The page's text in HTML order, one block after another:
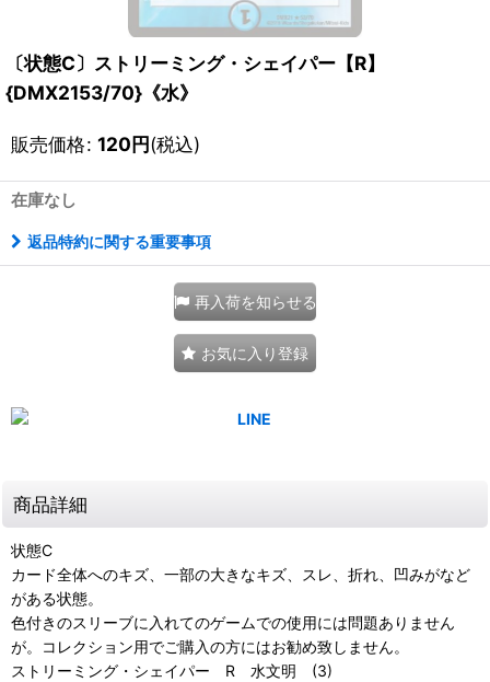
〔状態C〕ストリーミング・シェイパー【R】
{DMX2153/70}《水》
販売価格: 120円(税込)
在庫なし
返品特約に関する重要事項
再入荷を知らせる
お気に入り登録
商品詳細
状態C
カード全体へのキズ、一部の大きなキズ、スレ、折れ、凹みがなど
がある状態。
色付きのスリーブに入れてのゲームでの使用には問題ありません
が。コレクション用でご購入の方にはお勧め致しません。
ストリーミング・シェイパー R 水文明 (3)